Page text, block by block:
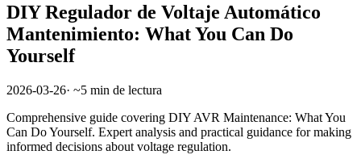
DIY Regulador de Voltaje Automático
Mantenimiento: What You Can Do
Yourself
2026-03-26· ~5 min de lectura
Comprehensive guide covering DIY AVR Maintenance: What You
Can Do Yourself. Expert analysis and practical guidance for making
informed decisions about voltage regulation.